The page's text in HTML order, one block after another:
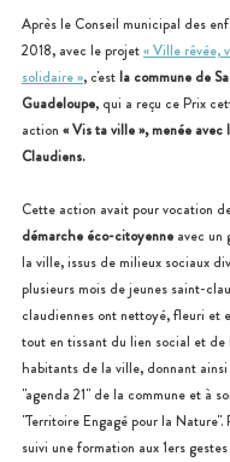
Après le Conseil municipal des
2018, avec le projet « Ville rêvée,
solidaire », c'est la commune de
Guadeloupe, qui a reçu ce Prix
action « Vis ta ville », menée
Claudiens.
Cette action avait pour vocation
démarche éco-citoyenne avec un
la ville, issus de milieux sociaux
plusieurs mois de jeunes saint-
claudiennes ont nettoyé, fleuri et
tout en tissant du lien social et
habitants de la ville, donnant ainsi
"agenda 21" de la commune et à
"Territoire Engagé pour la
suivi une formation aux 1ers